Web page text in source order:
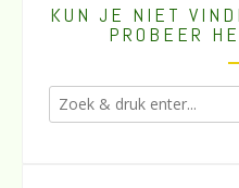
KUN JE NIET
PROBEER